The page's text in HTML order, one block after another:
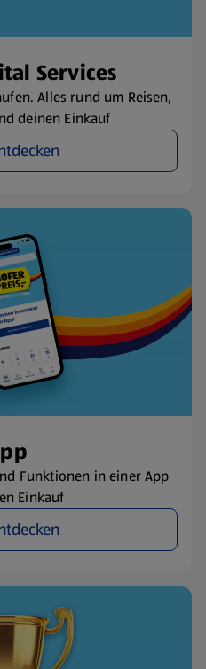
Services
Alles rund um Reisen,
deinen Einkauf
Funktionen in einer App
Einkauf